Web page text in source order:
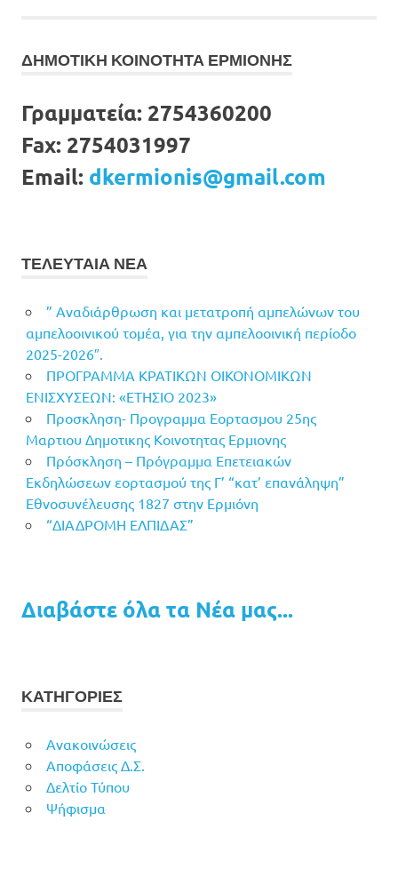
ΔΗΜΟΤΙΚΗ ΚΟΙΝΟΤΗΤΑ ΕΡΜΙΟΝΗΣ
Γραμματεία: 2754360200
Fax: 2754031997
Email: dkermionis@gmail.com
ΤΕΛΕΥΤΑΙΑ ΝΕΑ
” Αναδιάρθρωση και μετατροπή αμπελώνων του
αμπελοοινικού τομέα, για την αμπελοοινική περίοδο
2025-2026″.
ΠΡΟΓΡΑΜΜΑ ΚΡΑΤΙΚΩΝ ΟΙΚΟΝΟΜΙΚΩΝ
ΕΝΙΣΧΥΣΕΩΝ: «ΕΤΗΣΙΟ 2023»
Προσκληση- Προγραμμα Εορτασμου 25ης
Μαρτιου Δημοτικης Κοινοτητας Ερμιονης
Πρόσκληση – Πρόγραμμα Επετειακών
Εκδηλώσεων εορτασμού της Γ’ “κατ’ επανάληψη”
Εθνοσυνέλευσης 1827 στην Ερμιόνη
“ΔΙΑΔΡΟΜΗ ΕΛΠΙΔΑΣ”
Διαβάστε όλα τα Νέα μας...
ΚΑΤΗΓΟΡΙΕΣ
Ανακοινώσεις
Αποφάσεις Δ.Σ.
Δελτίο Τύπου
Ψήφισμα